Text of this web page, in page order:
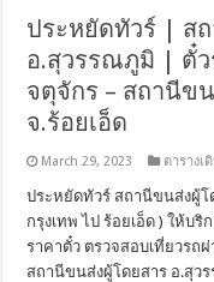
ประหยัดทัวร์ | ส
อ.สุวรรณภูมิ | ตั๋ว
จตุจักร – สถานีข
จ.ร้อยเอ็ด
March 29, 2023 ตารางเ
ประหยัดทัวร์ สถานีขนส่งผู้โ
กรุงเทพ ไป ร้อยเอ็ด ) ให้บ
ราคาตั๋ว ตรวจสอบเที่ยวรถ
สถานีขนส่งผู้โดยสาร อ.สุว